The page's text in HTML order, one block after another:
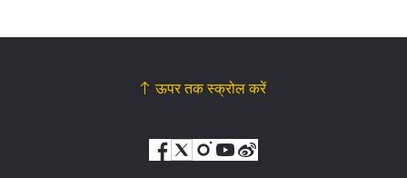
ऊपर तक स्क्रोल करें